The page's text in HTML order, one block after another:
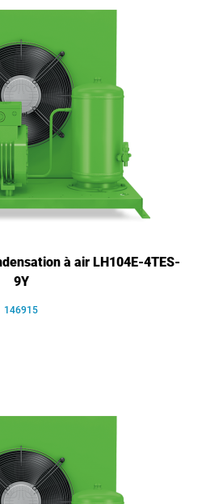
à air LH104E-4TES-
9Y
146915